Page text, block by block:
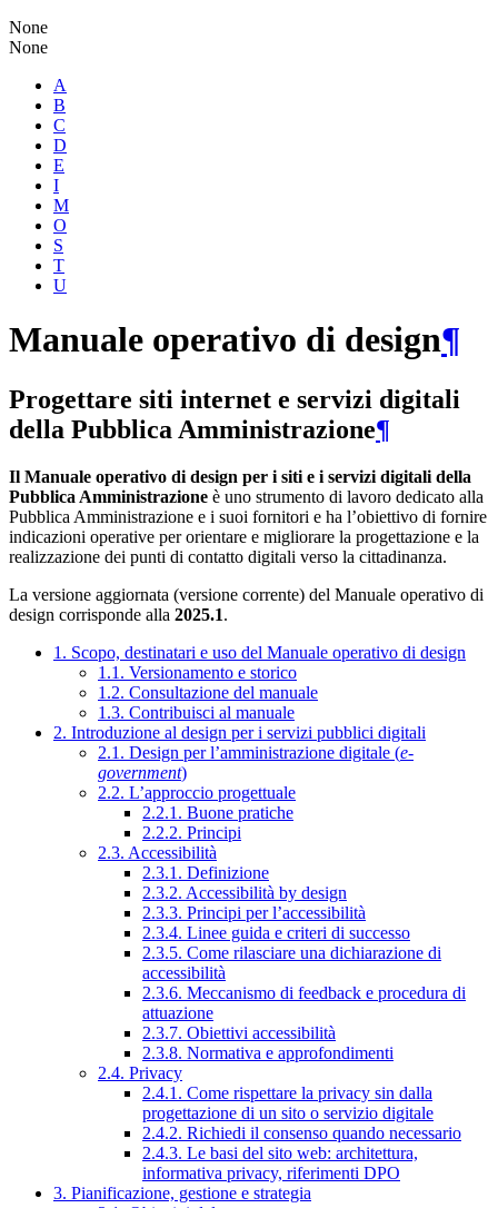
None
None
A
B
C
D
E
I
M
O
S
T
U
Manuale operativo di design¶
Progettare siti internet e servizi digitali
della Pubblica Amministrazione¶
Il Manuale operativo di design per i siti e i servizi digitali della
Pubblica Amministrazione è uno strumento di lavoro dedicato alla
Pubblica Amministrazione e i suoi fornitori e ha l’obiettivo di fornire
indicazioni operative per orientare e migliorare la progettazione e la
realizzazione dei punti di contatto digitali verso la cittadinanza.
La versione aggiornata (versione corrente) del Manuale operativo di
design corrisponde alla 2025.1.
1. Scopo, destinatari e uso del Manuale operativo di design
1.1. Versionamento e storico
1.2. Consultazione del manuale
1.3. Contribuisci al manuale
2. Introduzione al design per i servizi pubblici digitali
2.1. Design per l’amministrazione digitale (e-
government)
2.2. L’approccio progettuale
2.2.1. Buone pratiche
2.2.2. Principi
2.3. Accessibilità
2.3.1. Definizione
2.3.2. Accessibilità by design
2.3.3. Principi per l’accessibilità
2.3.4. Linee guida e criteri di successo
2.3.5. Come rilasciare una dichiarazione di
accessibilità
2.3.6. Meccanismo di feedback e procedura di
attuazione
2.3.7. Obiettivi accessibilità
2.3.8. Normativa e approfondimenti
2.4. Privacy
2.4.1. Come rispettare la privacy sin dalla
progettazione di un sito o servizio digitale
2.4.2. Richiedi il consenso quando necessario
2.4.3. Le basi del sito web: architettura,
informativa privacy, riferimenti DPO
3. Pianificazione, gestione e strategia